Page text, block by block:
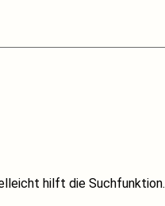
hilft die Suchfunktion.